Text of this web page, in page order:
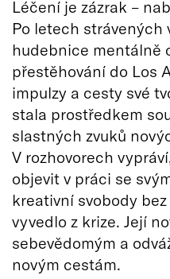
Léčení je zázrak –
Po letech strávených
hudebnice mentálně
přestěhování do Los
impulzy a cesty své
stala prostředkem
slastných zvuků
V rozhovorech
objevit v práci se
kreativní svobody
vyvedlo z krize. Její
sebevědomým a
novým cestám.